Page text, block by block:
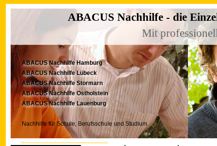
ABACUS Nachhilfe - die
Mit
ABACUS Nachhilfe Hamburg
ABACUS Nachhilfe Lübeck
ABACUS Nachhilfe Stormarn
ABACUS Nachhilfe Ostholstein
ABACUS Nachhilfe Lauenburg
Nachhilfe für Schule, Berufsschule und Studium